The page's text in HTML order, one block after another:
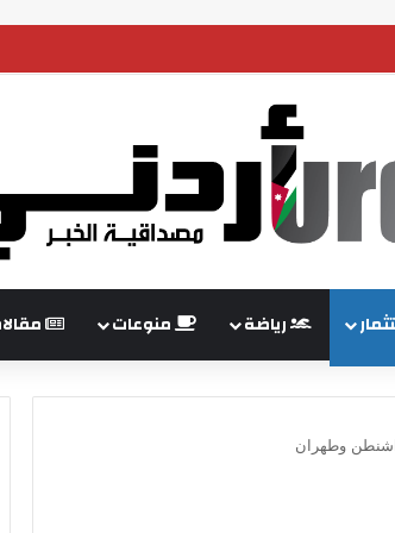
رياضة منوعات
وطهران